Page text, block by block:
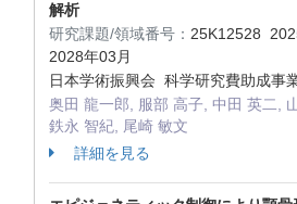
解析
研究課題/領域番号： 25K12528
2028年03月
日本学術振興会 科学研究費助成事
奥田 龍一郎, 服部 高子, 中田 英二,
鉄永 智紀, 尾崎 敏文
詳細を見る